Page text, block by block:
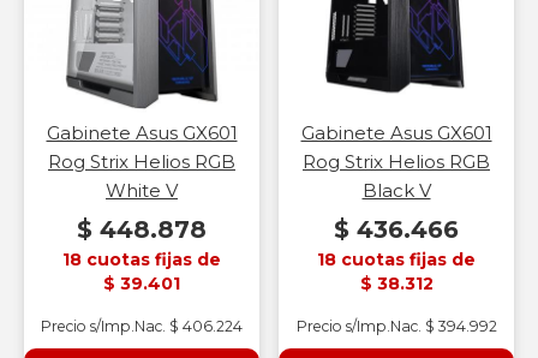
Gabinete Asus GX601
Rog Strix Helios RGB
White V
$ 448.878
18 cuotas fijas de
$ 39.401
Precio s/Imp.Nac. $ 406.224
Gabinete Asus GX601
Rog Strix Helios RGB
Black V
$ 436.466
18 cuotas fijas de
$ 38.312
Precio s/Imp.Nac. $ 394.992